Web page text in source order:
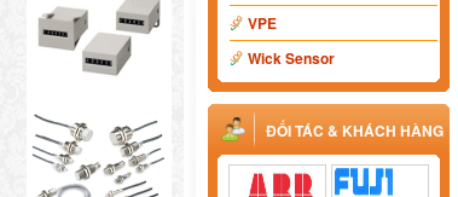
VPE
Wick Sensor
ĐỐI TÁC & KHÁCH HÀNG